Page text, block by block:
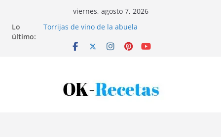
contenido
viernes, agosto 7, 2026
Lo
último:
Torrijas de vino de la abuela
Bandeja de pescaíto frito